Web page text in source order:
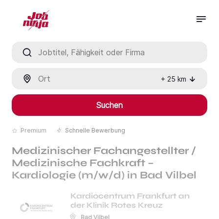
+ 25 km
Suchen
Premium Schnelle Bewerbung
Medizinischer Fachangestellter /
Medizinische Fachkraft –
Kardiologie (m/w/d) in Bad Vilbel
Kardiocentrum Frankfurt an
der Klinik Rotes Kreuz
Bad Vilbel